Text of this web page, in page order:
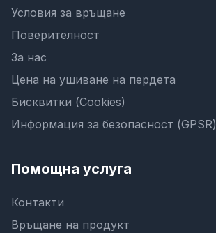
Условия за връщане
Поверителност
За нас
Цена на ушиване на пердета
Бисквитки (Cookies)
Информация за безопасност (GPSR)
Помощна услуга
Контакти
Връщане на продукт